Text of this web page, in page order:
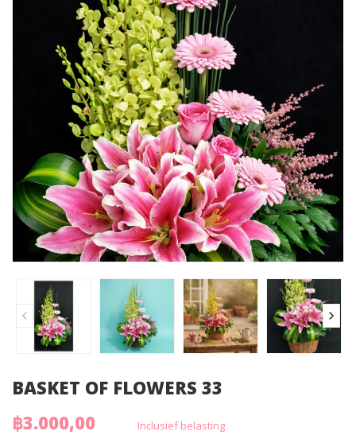
BASKET OF FLOWERS 33
฿3.000,00
Inclusief belasting